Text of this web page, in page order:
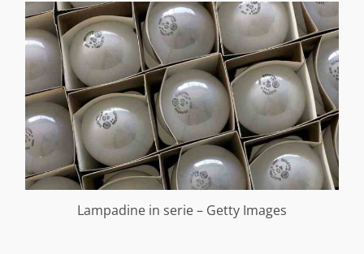
Lampadine in serie – Getty Images